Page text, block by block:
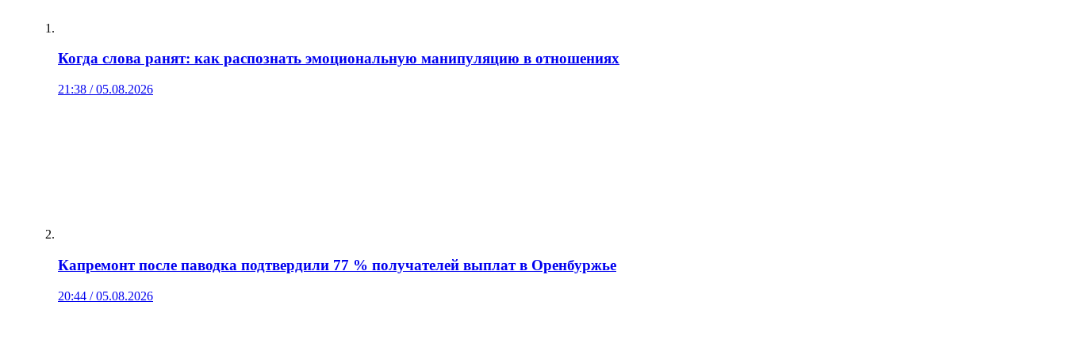
Когда слова ранят: как распознать эмоциональную манипуляцию в отношениях
21:38 / 05.08.2026
Капремонт после паводка подтвердили 77 % получателей выплат в Оренбуржье
20:44 / 05.08.2026